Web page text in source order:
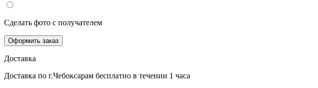
Сделать фото с получателем
Оформить заказ
Доставка
Доставка по г.Чебоксарам бесплатно в течении 1 часа